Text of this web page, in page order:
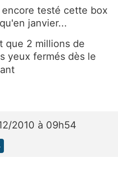
testé cette box
janvier...
que 2 millions de
yeux fermés dès le
2010 à 09h54